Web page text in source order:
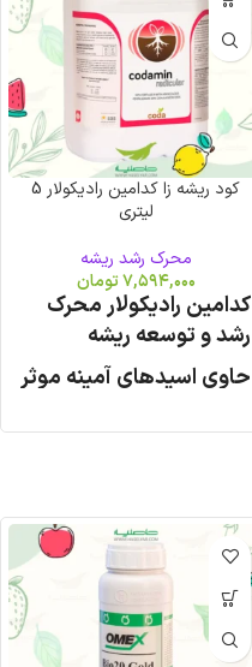
کود ریشه زا کدامین رادیکولار 5
لیتری
محرک رشد ریشه
۷,۵۹۴,۰۰۰تومان
کدامین رادیکولار محرک
رشد و توسعه ریشه
حاوی اسیدهای آمینه موثر
فسفر(فسفات و فسفیت)،